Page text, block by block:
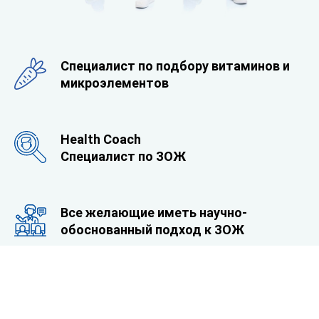
Специалист по подбору витаминов и
микроэлементов
Health Coach
Специалист по ЗОЖ
Все желающие иметь научно-
обоснованный подход к ЗОЖ